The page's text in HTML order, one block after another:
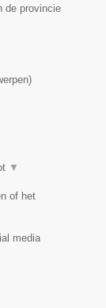
de provincie
)
▼
of het
media